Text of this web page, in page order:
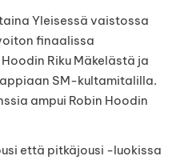
Yleisessä vaistossa
finaalissa
Riku Mäkelästä ja
SM-kultamitalilla.
ampui Robin Hoodin
että pitkäjousi -luokissa